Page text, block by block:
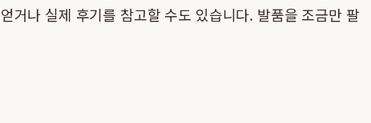
거나 실제 후기를 참고할 수도 있습니다. 발품을 조금만 팔